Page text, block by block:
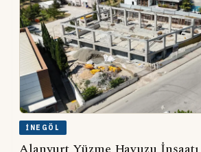
İNEGÖL